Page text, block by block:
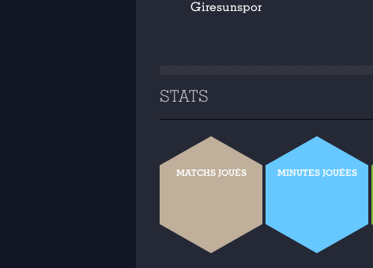
Giresunspor
STATS
MATCHS JOUÉS MINUTES JOUÉES